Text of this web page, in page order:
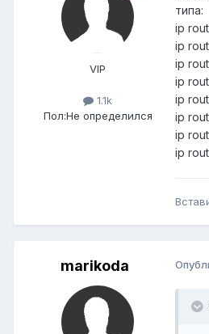
VIP
1.1k
Пол:Не определился
типа:
ip
ip
ip
ip
ip
ip
ip
ip
marikoda